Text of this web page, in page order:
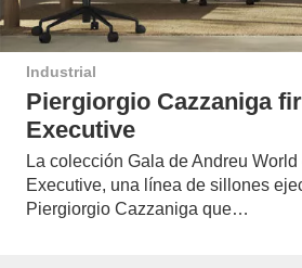
Industrial
Piergiorgio Cazzaniga
Executive
La colección Gala de Andreu
Executive, una línea de sillones
Piergiorgio Cazzaniga que…